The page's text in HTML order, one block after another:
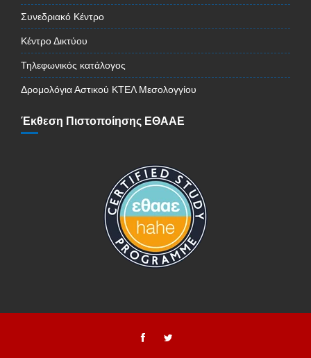
Συνεδριακό Κέντρο
Κέντρο Δικτύου
Τηλεφωνικός κατάλογος
Δρομολόγια Αστικού ΚΤΕΛ Μεσολογγίου
Έκθεση Πιστοποίησης ΕΘΑΑΕ